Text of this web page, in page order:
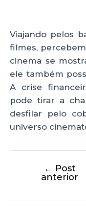
Viajando pelos
filmes,
cinema se
ele também
A crise
pode tirar a
desfilar pelo
universo
← Post
anterior